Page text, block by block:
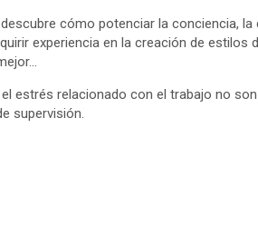
cómo potenciar la conciencia,
experiencia en la creación de
estrés relacionado con el trabajo no
supervisión.